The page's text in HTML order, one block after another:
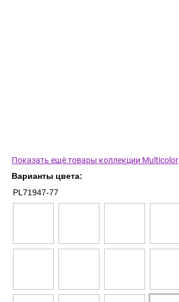
Показать ещё товары коллекции Multicolor
Варианты цвета:
PL71947-77